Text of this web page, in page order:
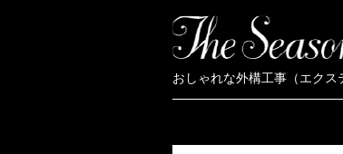
おしゃれな外構工事（エク